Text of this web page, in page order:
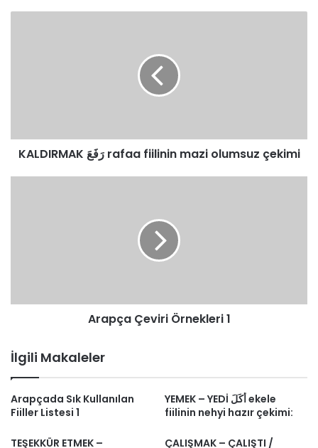
KALDIRMAK رَفَعَ rafaa fiilinin mazi olumsuz çekimi
Arapça Çeviri Örnekleri 1
İlgili Makaleler
Arapçada Sık Kullanılan
Fiiller Listesi 1
YEMEK – YEDİ أَكَلَ ekele
fiilinin nehyi hazır çekimi:
TEŞEKKÜR ETMEK –
ÇALIŞMAK – ÇALIŞTI /